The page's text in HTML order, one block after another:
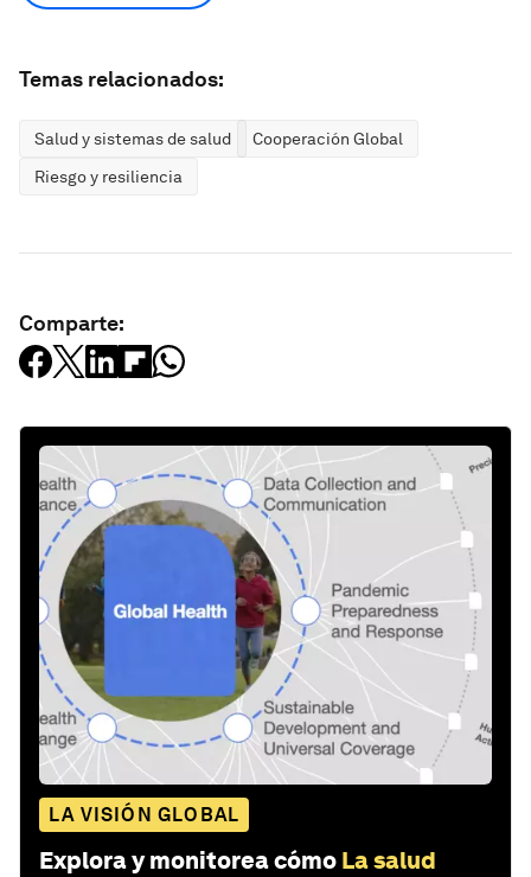
Temas relacionados:
Salud y sistemas de salud
Cooperación Global
Riesgo y resiliencia
Comparte:
LA VISIÓN GLOBAL
Explora y monitorea cómo La salud